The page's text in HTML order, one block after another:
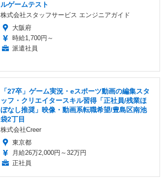
ルゲームテスト
株式会社スタッフサービス エンジニアガイド
大阪府
時給1,700円～
派遣社員
「27卒」ゲーム実況・eスポーツ動画の編集スタ
ッフ・クリエイタースキル習得「正社員/残業ほ
ぼなし推奨」映像・動画系転職希望/豊島区南池
袋2丁目
株式会社Creer
東京都
月給26万2,000円～32万円
正社員